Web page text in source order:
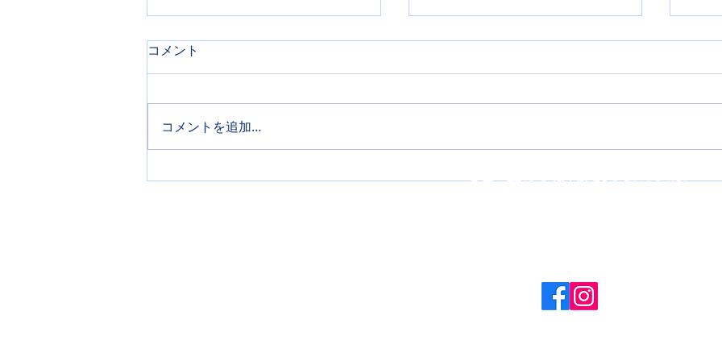
スイスでのAZ-One Quest
スイスでのAZ-One Quest
ス
コメント
コメントを追加…